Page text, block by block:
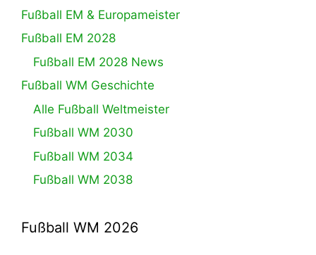
Fußball EM & Europameister
Fußball EM 2028
Fußball EM 2028 News
Fußball WM Geschichte
Alle Fußball Weltmeister
Fußball WM 2030
Fußball WM 2034
Fußball WM 2038
Fußball WM 2026